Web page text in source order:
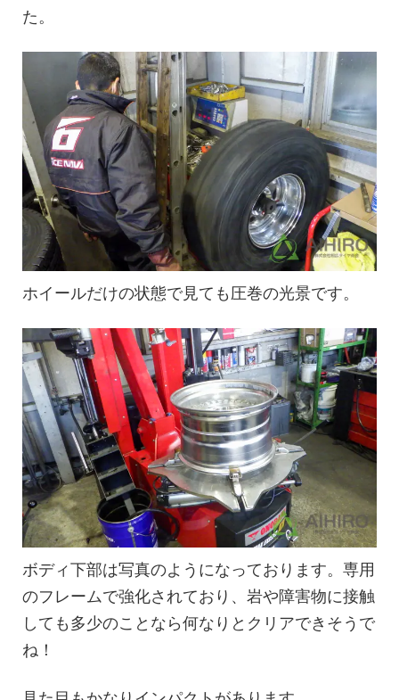
た。
ホイールだけの状態で見ても圧巻の光景です。
ボディ下部は写真のようになっております。専用
のフレームで強化されており、岩や障害物に接触
しても多少のことなら何なりとクリアできそうで
ね！